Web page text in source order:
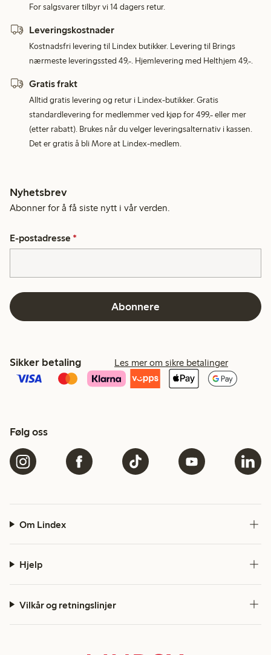
For salgsvarer tilbyr vi 14 dagers retur.
Leveringskostnader
Kostnadsfri levering til Lindex butikker. Levering til Brings
nærmeste leveringssted 49,-. Hjemlevering med Helthjem 49,-.
Gratis frakt
Alltid gratis levering og retur i Lindex-butikker. Gratis
standardlevering for medlemmer ved kjøp for 499,- eller mer
(etter rabatt). Brukes når du velger leveringsalternativ i kassen.
Det er gratis å bli More at Lindex-medlem.
Nyhetsbrev
Abonner for å få siste nytt i vår verden.
E-postadresse *
Abonnere
Sikker betaling Les mer om sikre betalinger
Følg oss
Om Lindex
Hjelp
Vilkår og retningslinjer